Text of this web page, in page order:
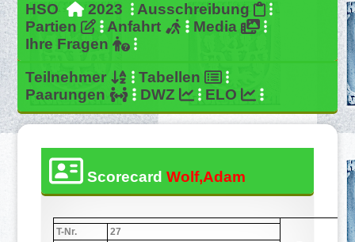
HSO 2023
Ausschreibung
Partien
Anfahrt
Media
Ihre Fragen
Teilnehmer
Tabellen
Paarungen
DWZ ELO
Scorecard Wolf,Adam
T-Nr.
27